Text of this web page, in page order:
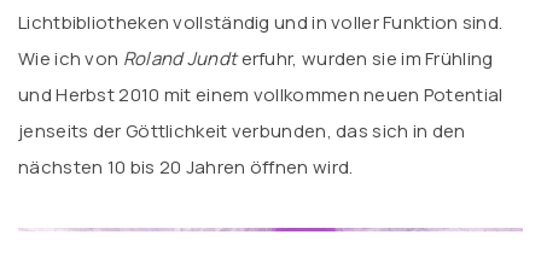
Lichtbibliotheken vollständig und in voller Funktion sind.
Wie ich von Roland Jundterfuhr, wurden sie im Frühling
und Herbst 2010 mit einem vollkommen neuen Potential
jenseits der Göttlichkeit verbunden, das sich in den
nächsten 10 bis 20 Jahren öffnen wird.